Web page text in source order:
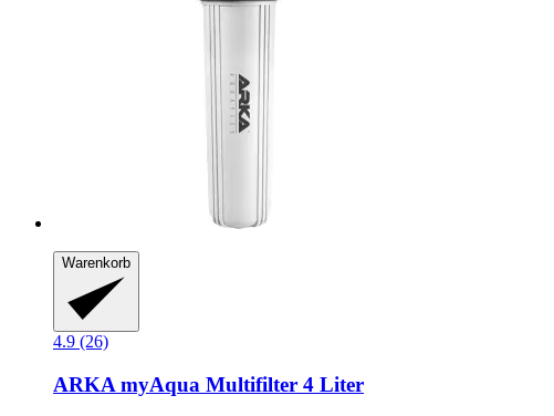
Warenkorb
4.9 (26)
ARKA myAqua Multifilter 4 Liter